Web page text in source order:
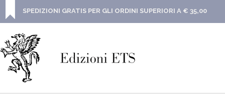
SPEDIZIONI GRATIS PER GLI ORDINI SUPERIORI A € 35,00